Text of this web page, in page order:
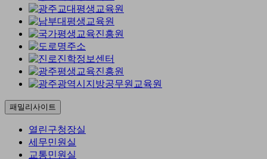
패밀리사이트
열린구청장실
세무민원실
교통민원실